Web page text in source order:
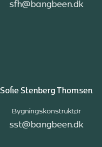
sfh@bangbeen.dk
Sofie Stenberg Thomsen
Bygningskonstruktør
sst@bangbeen.dk